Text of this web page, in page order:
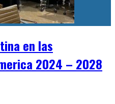
en las
2024 – 2028